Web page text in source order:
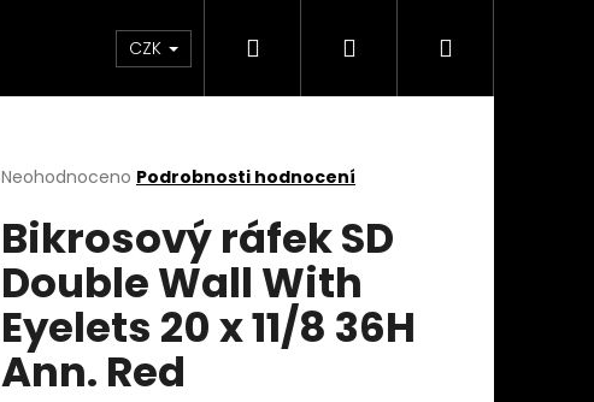
Custom stavba kola na zakázku
CZK Hledat PřihlášeníNákupní
Průměrné
produktu
je
0,0
5
hvězdiček.
Neohodnoceno Podrobnosti hodnocení
Bikrosový ráfek SD
Double Wall With
Eyelets 20 x 11/8 36H
Ann. Red